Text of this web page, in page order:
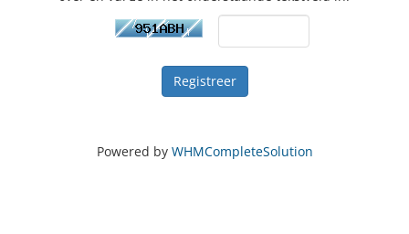
Powered by WHMCompleteSolution